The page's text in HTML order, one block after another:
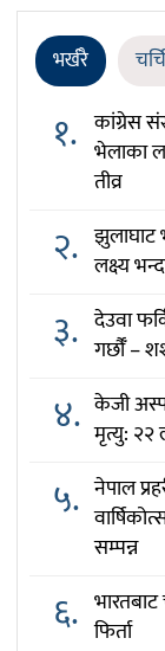
भर्खरै
१. कांग्रेस
भेलाका
तीव्र
२. झुलाघाट
लक्ष्य
३. देउवा
गर्छौँं –
४. केजी
मृत्यु: २२
५. नेपाल
सम्पन्न
६. फिर्ता